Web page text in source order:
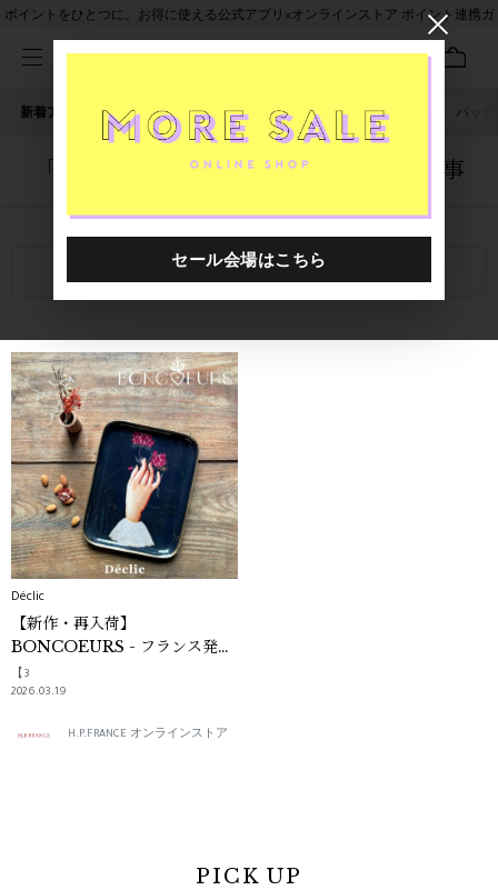
ポイントをひとつに。お得に使える公式アプリ×オンラインストア ポイント連携ガ
新着アイテム 人気ワード セール 40th限定 ピアス バッグ
「1053601.2610106.0999」に関する記事
関連キーワード
Déclic
【新作・再入荷】
BONCOEURS - フランス発・
日常生活を豊かにするインテリ
ア -｜Déclic
【3
2026.03.19
H.P.FRANCE オンラインストア
PICK UP